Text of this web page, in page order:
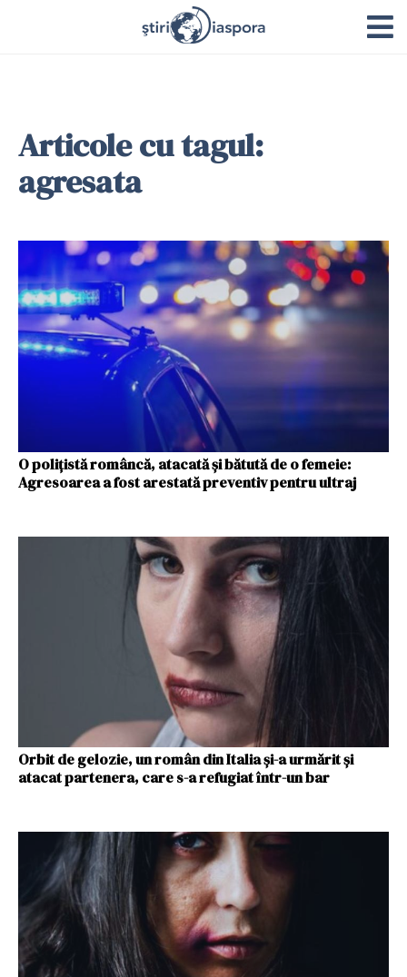
Articole cu tagul:
agresata
O poliţistă româncă, atacată şi bătută de o femeie:
Agresoarea a fost arestată preventiv pentru ultraj
Orbit de gelozie, un român din Italia și-a urmărit și
atacat partenera, care s-a refugiat într-un bar